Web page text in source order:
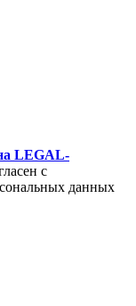
LEGAL-
с
данных